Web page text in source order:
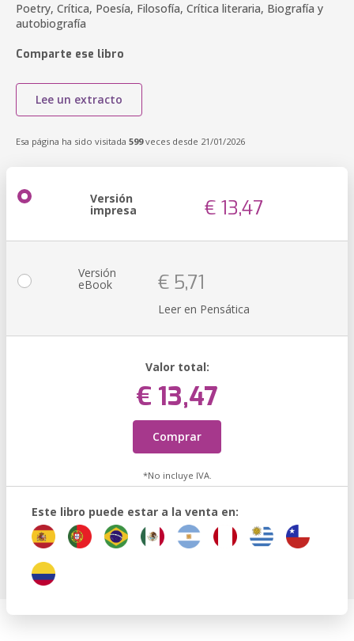
Poetry, Crítica, Poesía, Filosofía, Crítica literaria, Biografía y
autobiografía
Comparte ese libro
Lee un extracto
Esa página ha sido visitada 599veces desde 21/01/2026
Versión
impresa € 13,47
Versión
eBook € 5,71
Leer en Pensática
Valor total:
€ 13,47
Comprar
*No incluye IVA.
Este libro puede estar a la venta en: